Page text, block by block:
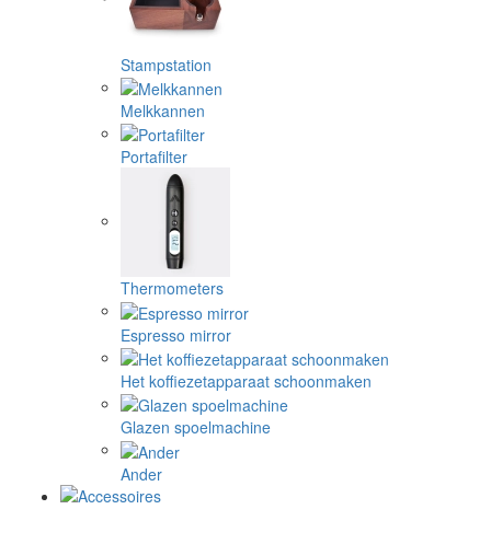
Stampstation
Melkkannen
Portafilter
Thermometers
Espresso mirror
Het koffiezetapparaat schoonmaken
Glazen spoelmachine
Ander